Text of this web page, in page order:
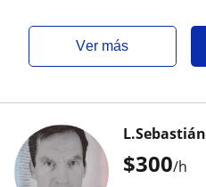
ver más
$300/h
L.Sebastián